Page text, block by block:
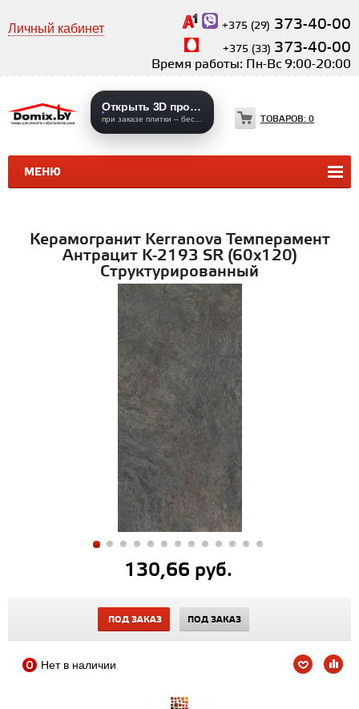
Личный кабинет +375 (29) 373-40-00
+375 (33) 373-40-00
Время работы: Пн-Вс 9:00-20:00
МЕНЮ
Открыть 3D проекты
ТОВАРОВ: 0
КЕРАМИЧЕСКАЯ ПЛИТКА
Керамогранит Kerranova Темперамент
Антрацит K-2193 SR (60x120)
Структурированный
130,66 руб.
ПОД ЗАКАЗ ПОД ЗАКАЗ
Нет в наличии